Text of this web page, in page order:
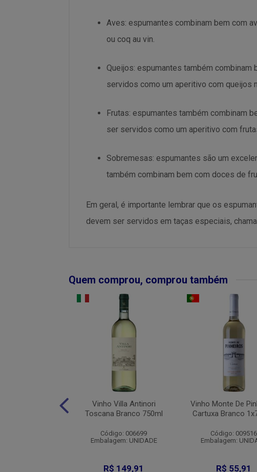
Aves: espumantes combinam bem com
ou coq au vin.
Queijos: espumantes também
servidos como um aperitivo com queijos
Frutas: espumantes também combinam
ser servidos como um aperitivo com
Sobremesas: espumantes são um
também combinam bem com doces de
Em geral, é importante lembrar que os
devem ser servidos em taças especiais,
Quem comprou, comprou também
Vinho Villa Antinori
Toscana Branco 750ml
Código: 006699
Embalagem: UNIDADE
R$ 149,91
Vinho Monte De
Cartuxa Branco
Código: 009516
Embalagem:
R$ 55,91